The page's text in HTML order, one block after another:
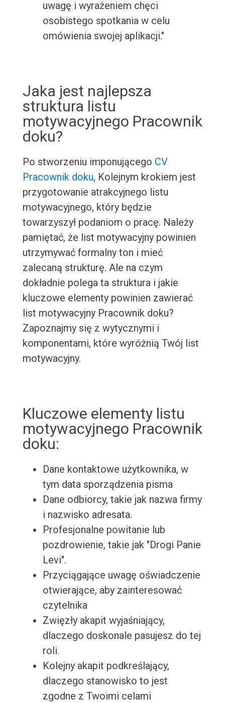
uwagę i wyrażeniem chęci
osobistego spotkania w celu
omówienia swojej aplikacji."
Jaka jest najlepsza
struktura listu
motywacyjnego Pracownik
doku?
Po stworzeniu imponującego CV
Pracownik doku, Kolejnym krokiem jest
przygotowanie atrakcyjnego listu
motywacyjnego, który będzie
towarzyszył podaniom o pracę. Należy
pamiętać, że list motywacyjny powinien
utrzymywać formalny ton i mieć
zalecaną strukturę. Ale na czym
dokładnie polega ta struktura i jakie
kluczowe elementy powinien zawierać
list motywacyjny Pracownik doku?
Zapoznajmy się z wytycznymi i
komponentami, które wyróżnią Twój list
motywacyjny.
Kluczowe elementy listu
motywacyjnego Pracownik
doku:
Dane kontaktowe użytkownika, w
tym data sporządzenia pisma
Dane odbiorcy, takie jak nazwa firmy
i nazwisko adresata.
Profesjonalne powitanie lub
pozdrowienie, takie jak "Drogi Panie
Levi".
Przyciągające uwagę oświadczenie
otwierające, aby zainteresować
czytelnika
Zwięzły akapit wyjaśniający,
dlaczego doskonale pasujesz do tej
roli.
Kolejny akapit podkreślający,
dlaczego stanowisko to jest
zgodne z Twoimi celami